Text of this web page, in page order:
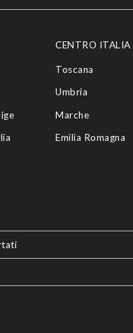
CENTRO ITALIA
Toscana
Umbria
Marche
Emilia Romagna